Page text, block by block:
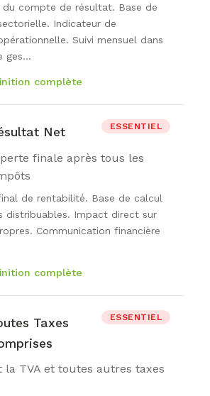
du compte de résultat. Base de
Indicateur de
Suivi mensuel dans
ges...
complète
Net ESSENTIEL
finale après tous les
de rentabilité. Base de calcul
distribuables. Impact direct sur
Communication financière
complète
Taxes
ESSENTIEL
la TVA et toutes autres taxes